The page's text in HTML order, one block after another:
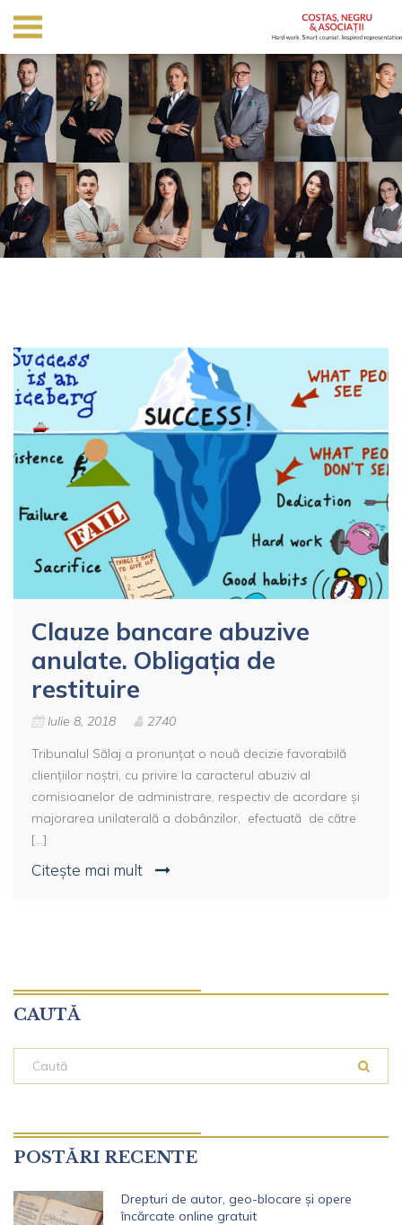
Clauze bancare abuzive
anulate. Obligația de
restituire
Iulie 8, 2018
2740
Tribunalul Sălaj a pronunțat o nouă decizie favorabilă
cliențiilor noștri, cu privire la caracterul abuziv al
comisioanelor de administrare, respectiv de acordare și
majorarea unilaterală a dobânzilor, efectuată de către
[...]
Citește mai mult
CAUTĂ
POSTĂRI RECENTE
Drepturi de autor, geo-blocare și opere
încărcate online gratuit